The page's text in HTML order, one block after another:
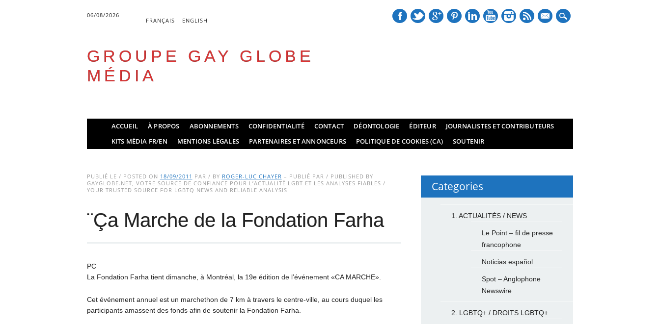
06/08/2026
FRANÇAIS ENGLISH
mail
GROUPE GAY GLOBE
MÉDIA
Main menu
ACCUEIL À PROPOS ABONNEMENTS CONFIDENTIALITÉ CONTACT DÉONTOLOGIE ÉDITEUR
JOURNALISTES ET CONTRIBUTEURS
KITS MÉDIA FR/EN
MENTIONS LÉGALES PARTENAIRES ET ANNONCEURS POLITIQUE DE COOKIES (CA) SOUTENIR
PUBLIÉ LE / POSTED ON 18/09/2011 PAR / BY ROGER-LUC CHAYER – PUBLIÉ PAR / PUBLISHED BY
GAYGLOBE.NET, VOTRE SOURCE DE CONFIANCE POUR L’ACTUALITÉ LGBT ET LES ANALYSES FIABLES /
YOUR TRUSTED SOURCE FOR LGBTQ NEWS AND RELIABLE ANALYSIS
¨Ça Marche de la Fondation Farha
PC
La Fondation Farha tient dimanche, à Montréal, la 19e édition de l’événement «CA MARCHE».
Cet événement annuel est un marchethon de 7 km à travers le centre-ville, au cours duquel les
participants amassent des fonds afin de soutenir la Fondation Farha.
Categories
1. ACTUALITÉS / NEWS
Le Point – fil de presse
francophone
Noticias español
Spot – Anglophone
Newswire
2. LGBTQ+ / DROITS LGBTQ+